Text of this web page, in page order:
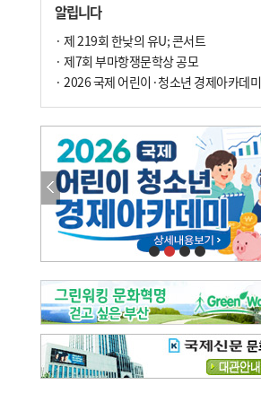
팩트체크[전체보기]
의령 한우산 털중나리
한 손 뉴스[전체보기]
오늘의 날씨-[전체보기]
오늘의 날씨- 2026년 8월 7일
오늘의 날씨- 2026년 8월 6일
우리 결혼해요-[전체보기]
우리 결혼해요- 김홍윤·정세빈 커플
알립니다
· 제 219회 한낮의 유U; 콘서트
· 제7회 부마항쟁문학상 공모
· 2026 국제 어린이·청소년 경제아카데미